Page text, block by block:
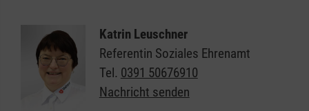
Katrin Leuschner
Referentin Soziales Ehrenamt
Tel. 0391 50676910
Nachricht senden